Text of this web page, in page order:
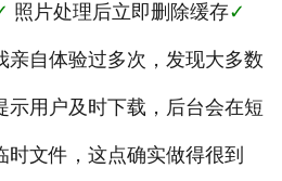
照片处理后立即删除缓存✓
亲自体验过多次，发现大多数
示用户及时下载，后台会在短
文件，这点确实做得很到